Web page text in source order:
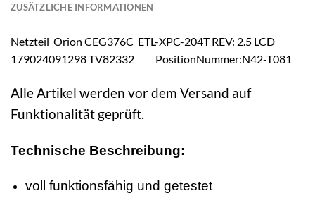
ZUSÄTZLICHE INFORMATIONEN
Netzteil Orion CEG376C ETL-XPC-204T REV: 2.5 LCD
179024091298 TV82332 PositionNummer:N42-T081
Alle Artikel werden vor dem Versand auf
Funktionalität geprüft.
Technische Beschreibung:
voll funktionsfähig und getestet